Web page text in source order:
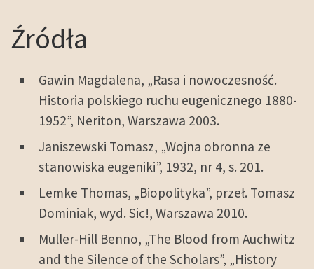
Źródła
Gawin Magdalena, „Rasa i nowoczesność.
Historia polskiego ruchu eugenicznego 1880-
1952”, Neriton, Warszawa 2003.
Janiszewski Tomasz, „Wojna obronna ze
stanowiska eugeniki”, 1932, nr 4, s. 201.
Lemke Thomas, „Biopolityka”, przeł. Tomasz
Dominiak, wyd. Sic!, Warszawa 2010.
Muller-Hill Benno, „The Blood from Auchwitz
and the Silence of the Scholars”, „History